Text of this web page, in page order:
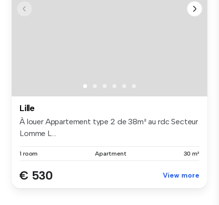
Lille
À louer Appartement type 2 de 38m² au rdc Secteur
Lomme L...
1 room Apartment 30 m²
€ 530 View more